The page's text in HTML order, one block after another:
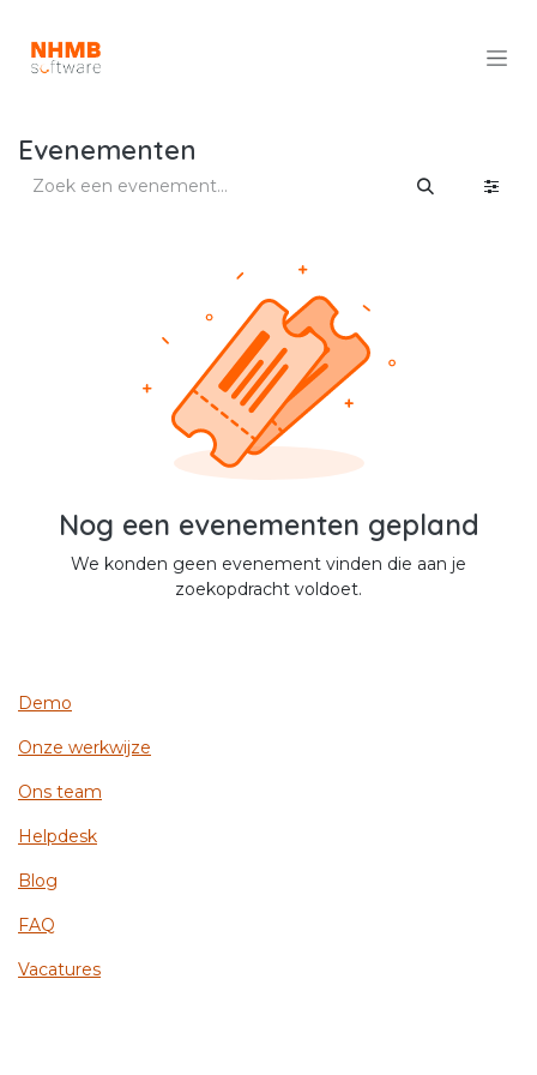
Evenementen
Nog een evenementen gepland
We konden geen evenement vinden die aan je
zoekopdracht voldoet.
Demo
Onze werkwijze
Ons team
Helpdesk
Blog
FAQ
Vacatures